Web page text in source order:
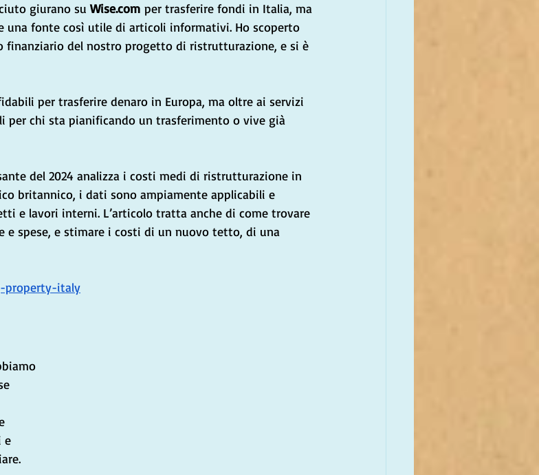
giurano su Wise.com per trasferire fondi in Italia, ma
una fonte così utile di articoli informativi. Ho scoperto
finanziario del nostro progetto di ristrutturazione, e si è
per trasferire denaro in Europa, ma oltre ai servizi
per chi sta pianificando un trasferimento o vive già
del 2024 analizza i costi medi di ristrutturazione in
britannico, i dati sono ampiamente applicabili e
e lavori interni. L’articolo tratta anche di come trovare
e spese, e stimare i costi di un nuovo tetto, di una
property-italy
e